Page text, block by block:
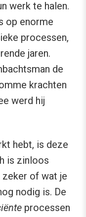
werk te halen.
op enorme
processen,
jaren.
de
krachten
werd hij
hebt, is deze
is zinloos
of wat je
nodig is. De
processen